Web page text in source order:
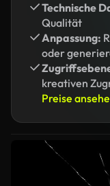
Technische
Qualität
Anpassung:
oder
kreativen
Preise